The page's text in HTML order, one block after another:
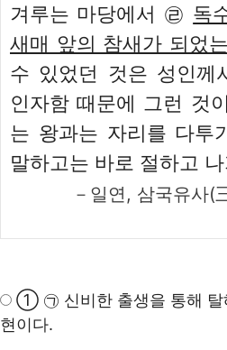
겨루는 마당에서 ㉣ 독
새매 앞의 참새가 되었
수 있었던 것은 성인께
인자함 때문에 그런 것
는 왕과는 자리를 다투
말하고는 바로 절하고
－일연, 삼국유사(
① ㉠ 신비한 출생을 통해 탈
현이다.